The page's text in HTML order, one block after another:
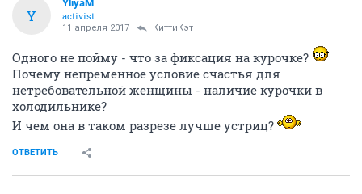
Y
YliyaM
activist
11 апреля 2017 КиттиКэт
Одного не пойму - что за фиксация на курочке?
Почему непременное условие счастья для
нетребовательной женщины - наличие курочки в
холодильнике?
И чем она в таком разрезе лучше устриц?
ОТВЕТИТЬ